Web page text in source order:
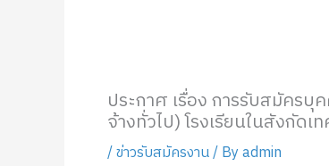
ประกาศ เรื่อง การรับสมัครบุ
จ้างทั่วไป) โรงเรียนในสังกัด
/ข่าวรับสมัครงาน/ Byadmin